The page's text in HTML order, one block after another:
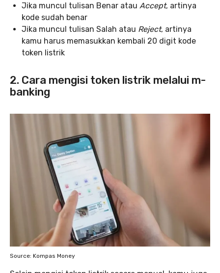
Jika muncul tulisan Benar atau Accept, artinya
kode sudah benar
Jika muncul tulisan Salah atau Reject, artinya
kamu harus memasukkan kembali 20 digit kode
token listrik
2. Cara mengisi token listrik melalui m-
banking
Source: Kompas Money